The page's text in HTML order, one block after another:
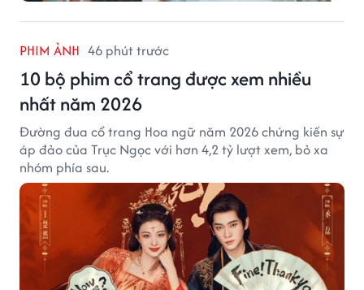
PHIM ẢNH 46 phút trước
10 bộ phim cổ trang được xem nhiều
nhất năm 2026
Đường đua cổ trang Hoa ngữ năm 2026 chứng kiến sự
áp đảo của Trục Ngọc với hơn 4,2 tỷ lượt xem, bỏ xa
nhóm phía sau.